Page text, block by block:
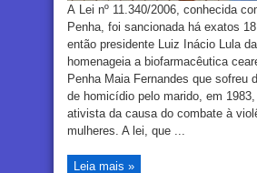
A Lei nº 11.340/2006, conhecida
Penha, foi sancionada há exatos
então presidente Luiz Inácio Lula
homenageia a biofarmacêutica
Penha Maia Fernandes que sofreu
de homicídio pelo marido, em
ativista da causa do combate à
mulheres. A lei, que ...
Leia mais »